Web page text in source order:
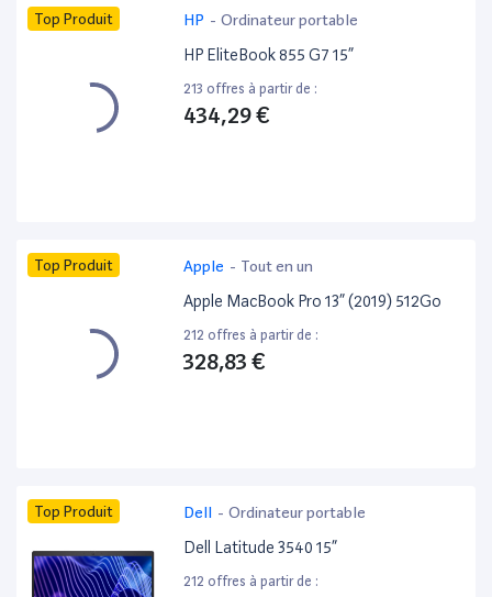
Top Produit HP - Ordinateur portable
HP EliteBook 855 G7 15”
213 offres à partir de :
434,29 €
Top Produit Apple - Tout en un
Apple MacBook Pro 13” (2019) 512Go
212 offres à partir de :
328,83 €
Top Produit Dell - Ordinateur portable
Dell Latitude 3540 15”
212 offres à partir de :